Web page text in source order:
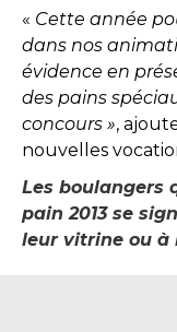
« Cette année
dans nos
évidence en
des pains
concours »,
nouvelles
Les boulangers
pain 2013 se
leur vitrine ou à